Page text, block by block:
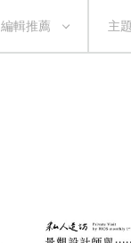
編輯推薦 主